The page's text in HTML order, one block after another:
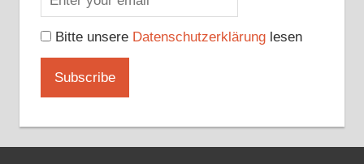
Bitte unsere Datenschutzerklärunglesen